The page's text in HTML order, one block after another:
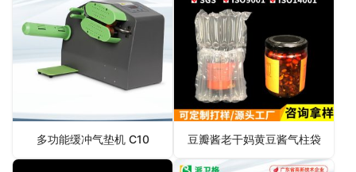
多功能缓冲气垫机 C10 豆瓣酱老干妈黄豆酱气柱袋